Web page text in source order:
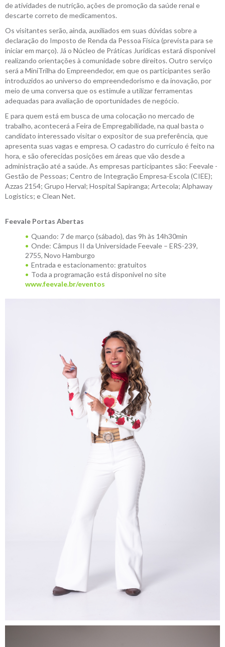
de atividades de nutrição, ações de promoção da saúde renal e
descarte correto de medicamentos.
Os visitantes serão, ainda, auxiliados em suas dúvidas sobre a
declaração do Imposto de Renda da Pessoa Física (prevista para se
iniciar em março). Já o Núcleo de Práticas Jurídicas estará disponível
realizando orientações à comunidade sobre direitos. Outro serviço
será a MiniTrilha do Empreendedor, em que os participantes serão
introduzidos ao universo do empreendedorismo e da inovação, por
meio de uma conversa que os estimule a utilizar ferramentas
adequadas para avaliação de oportunidades de negócio.
E para quem está em busca de uma colocação no mercado de
trabalho, acontecerá a Feira de Empregabilidade, na qual basta o
candidato interessado visitar o expositor de sua preferência, que
apresenta suas vagas e empresa. O cadastro do currículo é feito na
hora, e são oferecidas posições em áreas que vão desde a
administração até a saúde. As empresas participantes são: Feevale -
Gestão de Pessoas; Centro de Integração Empresa-Escola (CIEE);
Azzas 2154; Grupo Herval; Hospital Sapiranga; Artecola; Alphaway
Logistics; e Clean Net.
Feevale Portas Abertas
Quando: 7 de março (sábado), das 9h às 14h30min
Onde: Câmpus II da Universidade Feevale – ERS-239,
2755, Novo Hamburgo
Entrada e estacionamento: gratuitos
Toda a programação está disponível no site
www.feevale.br/eventos